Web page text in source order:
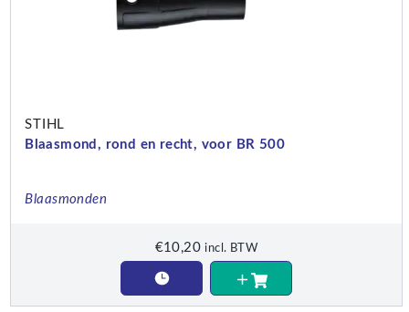
STIHL
Blaasmond, rond en recht, voor BR 500
Blaasmonden
€10,20 incl. BTW